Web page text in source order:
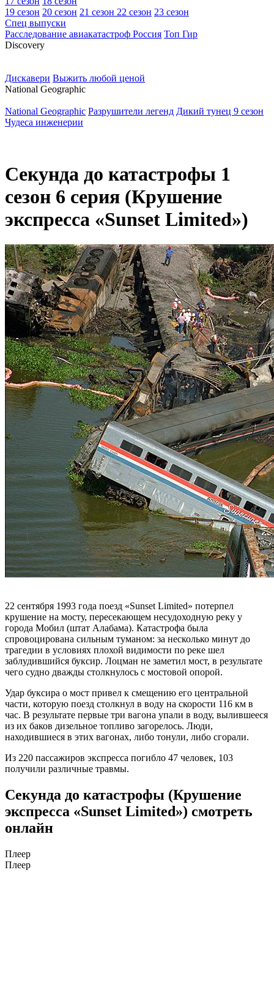
19 сезон 20 сезон 21 сезон 22 сезон 23 сезон
Спец выпуски
Расследование авиакатастроф Россия Топ Гир
Discovery
Дискавери Выжить любой ценой
National Geographic
National Geographic Разрушители легенд Дикий тунец 9 сезон
Чудеса инженерии
Секунда до катастрофы 1
сезон 6 серия (Крушение
экспресса «Sunset Limited»)
22 сентября 1993 года поезд «Sunset Limited» потерпел
крушение на мосту, пересекающем несудоходную реку у
города Мобил (штат Алабама). Катастрофа была
спровоцирована сильным туманом: за несколько минут до
трагедии в условиях плохой видимости по реке шел
заблудившийся буксир. Лоцман не заметил мост, в результате
чего судно дважды столкнулось с мостовой опорой.
Удар буксира о мост привел к смещению его центральной
части, которую поезд столкнул в воду на скорости 116 км в
час. В результате первые три вагона упали в воду, вылившееся
из их баков дизельное топливо загорелось. Люди,
находившиеся в этих вагонах, либо тонули, либо сгорали.
Из 220 пассажиров экспресса погибло 47 человек, 103
получили различные травмы.
Секунда до катастрофы (Крушение
экспресса «Sunset Limited») смотреть
онлайн
Плеер
Плеер